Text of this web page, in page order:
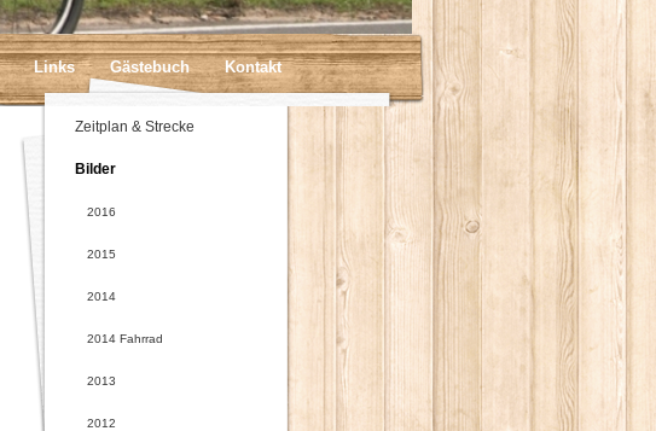
Links Gästebuch Kontakt
Zeitplan & Strecke
Bilder
2016
2015
2014
2014 Fahrrad
2013
2012